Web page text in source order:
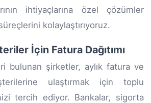
ihtiyaçlarına özel çözümler
kolaylaştırıyoruz.
İçin Fatura Dağıtımı
bulunan şirketler, aylık fatura ve
ulaştırmak için toplu
tercih ediyor. Bankalar, sigorta